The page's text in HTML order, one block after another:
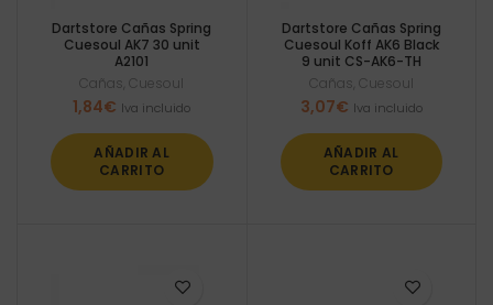
Dartstore Cañas Spring
Cuesoul AK7 30 unit
A2101
Cañas ,Cuesoul
1,84€ Iva incluido
AÑADIR AL
CARRITO
Dartstore Cañas Spring
Cuesoul Koff AK6 Black
9 unit CS-AK6-TH
Cañas Cuesoul
3,07€ Iva incluido
AÑADIR AL
CARRITO